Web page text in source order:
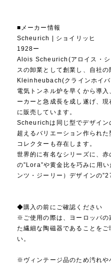
■メーカー情報
Scheurich | ショイリッヒ
1928ー
Alois Scheurich(アロイス・シ
スの卸業として創業し、自社
Kleinheubach(クラインホイバ
電気トンネル炉を早くから導
ーカーと急成長を成し遂げ、
に販売しています。
Scheurichは同じ型でデザイン
超えるバリエーション作られ
コレクターも存在します。
世界的に有名なシリーズに、
の”Lora”や黄金比を巧みに用
ンツ・ジーリー）デザインの
◆購入の前にご確認ください
※ご使用の際は、ヨーロッパの
た繊細な陶磁器であることを
い。
※ヴィンテージ品のため汚れや